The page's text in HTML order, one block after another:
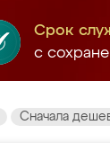
Срок
с
Сначала